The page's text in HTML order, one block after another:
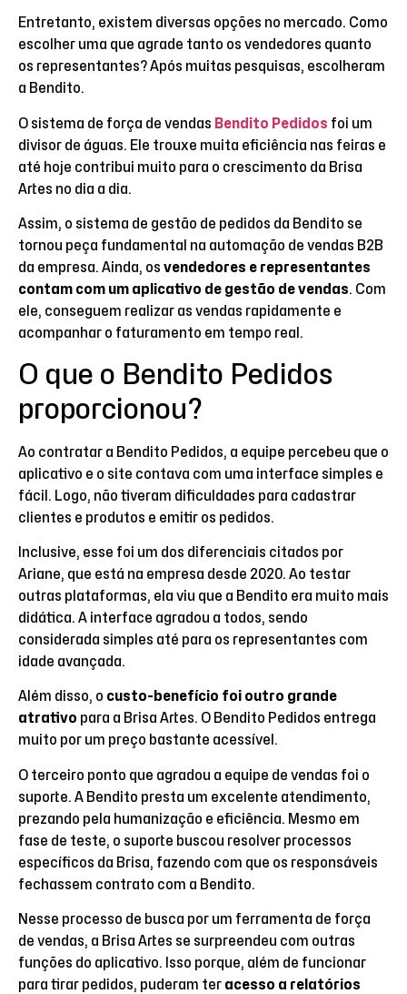
Entretanto, existem diversas opções no mercado. Como
escolher uma que agrade tanto os vendedores quanto
os representantes? Após muitas pesquisas, escolheram
a Bendito.
O sistema de força de vendas Bendito Pedidos foi um
divisor de águas. Ele trouxe muita eficiência nas feiras e
até hoje contribui muito para o crescimento da Brisa
Artes no dia a dia.
Assim, o sistema de gestão de pedidos da Bendito se
tornou peça fundamental na automação de vendas B2B
da empresa. Ainda, os vendedores e representantes
contam com um aplicativo de gestão de vendas. Com
ele, conseguem realizar as vendas rapidamente e
acompanhar o faturamento em tempo real.
O que o Bendito Pedidos
proporcionou?
Ao contratar a Bendito Pedidos, a equipe percebeu que o
aplicativo e o site contava com uma interface simples e
fácil. Logo, não tiveram dificuldades para cadastrar
clientes e produtos e emitir os pedidos.
Inclusive, esse foi um dos diferenciais citados por
Ariane, que está na empresa desde 2020. Ao testar
outras plataformas, ela viu que a Bendito era muito mais
didática. A interface agradou a todos, sendo
considerada simples até para os representantes com
idade avançada.
Além disso, o custo-benefício foi outro grande
atrativo para a Brisa Artes. O Bendito Pedidos entrega
muito por um preço bastante acessível.
O terceiro ponto que agradou a equipe de vendas foi o
suporte. A Bendito presta um excelente atendimento,
prezando pela humanização e eficiência. Mesmo em
fase de teste, o suporte buscou resolver processos
específicos da Brisa, fazendo com que os responsáveis
fechassem contrato com a Bendito.
Nesse processo de busca por um ferramenta de força
de vendas, a Brisa Artes se surpreendeu com outras
funções do aplicativo. Isso porque, além de funcionar
para tirar pedidos, puderam ter acesso a relatórios